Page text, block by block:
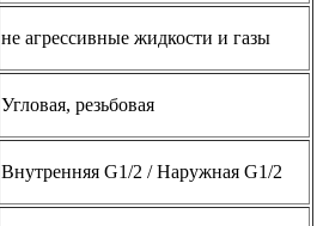
не агрессивные жидкости и газы
Угловая, резьбовая
Внутренняя G1/2 / Наружная G1/2